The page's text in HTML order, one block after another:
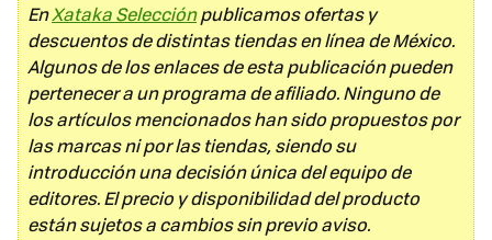
EnXataka Selecciónpublicamos ofertas y
descuentos de distintas tiendas en línea de México.
Algunos de los enlaces de esta publicación pueden
pertenecer a un programa de afiliado. Ninguno de
los artículos mencionados han sido propuestos por
las marcas ni por las tiendas, siendo su
introducción una decisión única del equipo de
editores. El precio y disponibilidad del producto
están sujetos a cambios sin previo aviso.